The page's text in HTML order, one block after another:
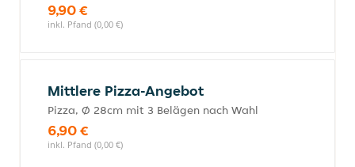
9,90 €
inkl. Pfand (0,00 €)
Mittlere Pizza-Angebot
Pizza, Ø 28cm mit 3 Belägen nach Wahl
6,90 €
inkl. Pfand (0,00 €)